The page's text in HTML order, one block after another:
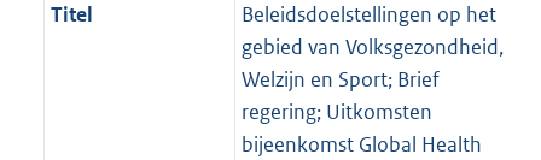
Titel
Beleidsdoelstellingen op het
gebied van Volksgezondheid,
Welzijn en Sport; Brief
regering; Uitkomsten
bijeenkomst Global Health